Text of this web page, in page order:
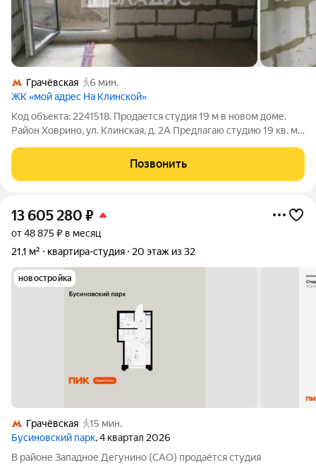
Грачёвская
6 мин.
ЖК «мой адрес На Клинской»
Код объекта: 2241518. Продается студия 19 м в новом доме.
Район Ховрино, ул. Клинская, д. 2А Предлагаю студию 19 кв. м
Идеальный
Позвонить
13 605 280 ₽
от 48 875 ₽ в месяц
21,1 м²
квартира-студия 20 этаж из 32
новостройка
Грачёвская
15 мин.
Бусиновский парк, 4 квартал 2026
В районе Западное Дегунино (САО) продаётся студия